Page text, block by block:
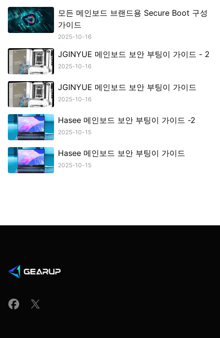
모든 메인보드 브랜드용 Secure Boot 구성
가이드
2025-10-16
JGINYUE 메인보드 보안 부팅이 가이드 - 2
2025-10-16
JGINYUE 메인보드 보안 부팅이 가이드
2025-10-16
Hasee 메인보드 보안 부팅이 가이드 -2
2025-10-15
Hasee 메인보드 보안 부팅이 가이드
2025-10-15